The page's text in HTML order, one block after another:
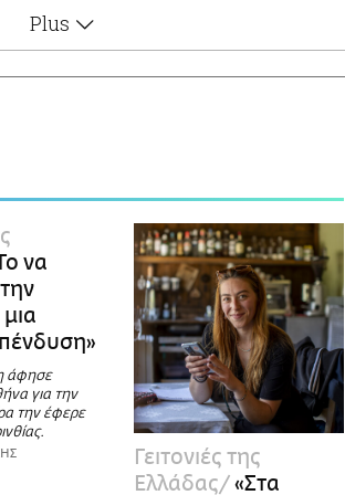
Plus
Απώλειες
Lgbtqi+
Επιλογές
να
άφησε
για την
την έφερε
Γειτονιές της
Ελλάδας «Στα